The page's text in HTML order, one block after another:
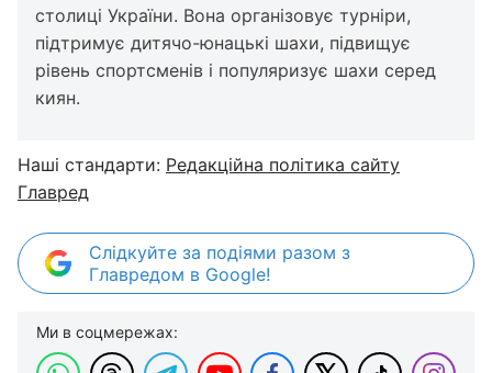
столиці України. Вона організовує турніри,
підтримує дитячо-юнацькі шахи, підвищує
рівень спортсменів і популяризує шахи серед
киян.
Наші стандарти: Редакційна політика сайту
Главред
Слідкуйте за подіями разом з
Главредом в Google!
Ми в соцмережах: